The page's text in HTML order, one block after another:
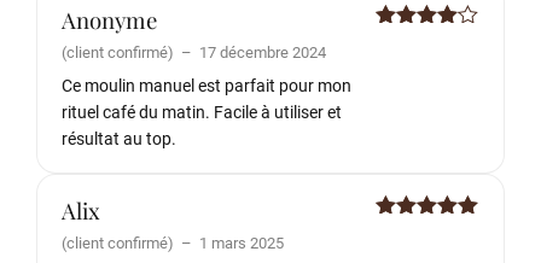
Anonyme
(client confirmé) – 17 décembre 2024
Ce moulin manuel est parfait pour mon
rituel café du matin. Facile à utiliser et
résultat au top.
Alix
(client confirmé) – 1 mars 2025